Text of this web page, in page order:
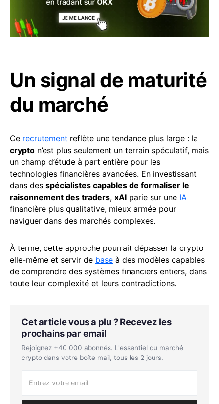
Un signal de maturité
du marché
Ce recrutement reflète une tendance plus large : la
crypto n’est plus seulement un terrain spéculatif, mais
un champ d’étude à part entière pour les
technologies financières avancées. En investissant
dans des spécialistes capables de formaliser le
raisonnement des traders, xAI parie sur une IA
financière plus qualitative, mieux armée pour
naviguer dans des marchés complexes.
À terme, cette approche pourrait dépasser la crypto
elle-même et servir de base à des modèles capables
de comprendre des systèmes financiers entiers, dans
toute leur complexité et leurs contradictions.
Cet article vous a plu ? Recevez les
prochains par email
Rejoignez +40 000 abonnés. L'essentiel du marché
crypto dans votre boîte mail, tous les 2 jours.